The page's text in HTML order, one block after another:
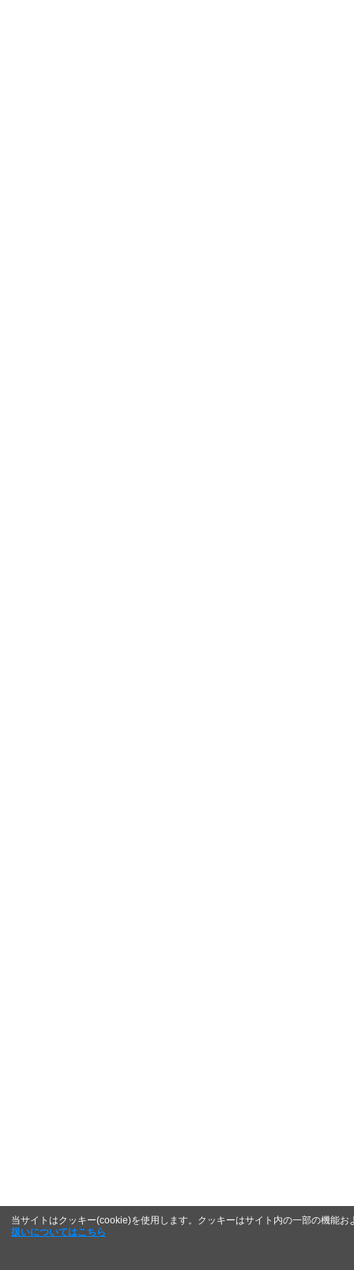
当サイトはクッキー(cookie)を使用します。クッキーはサイト内の一部の機能
扱いについてはこちら